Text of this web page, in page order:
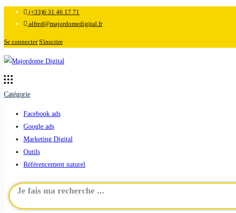
(+33)6 31 46 17 71
alfred@majordomedigital.fr
Se connecter S'inscrire
Catégorie
Facebook ads
Google ads
Marketing Digital
Outils
Référencement naturel